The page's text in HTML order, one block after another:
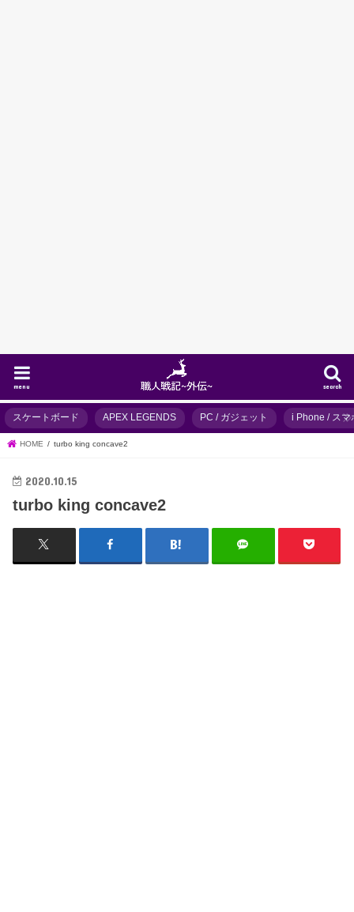
search
menu
スケートボード APEX LEGENDS PC / ガジェット i Phone / スマ
HOME turbo king concave2
2020.10.15
turbo king concave2